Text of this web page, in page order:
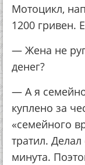
Мотоцикл,
1200 гривен.
— Жена не
денег?
— А я
куплено за
«семейного
тратил.
минута.